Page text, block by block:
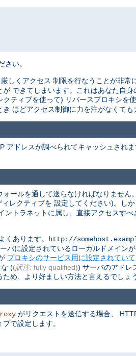
さい。
しくアクセス 制限を行なうことが非常
できてしまいます。これはあなた自
クティブを使って) リバースプロキシを
ほどアクセス制御に力を注がなくても
ドレスが調べられてキャッシュされ
ールを通して送らなければなりません
ィレクティブを 設定してください)。し
トラネットに属し、直接アクセスすべ
あります。
http://
に設定されているローカルドメイン
プロキシのサービス用に設定されていて
((訳注: fully qualified)) サーバのアドレ
め、より好ましい方法と言えるでしょう
がリクエストを送信する場合、
で設定します。